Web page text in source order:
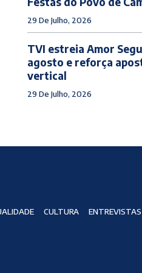
29 De Julho, 2026
TVI estreia Amor
agosto e reforça
vertical
29 De Julho, 2026
CULTURA ENTREVISTAS